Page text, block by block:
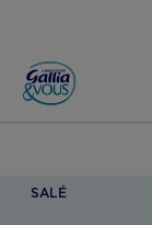
ACCUEIL
SALÉ